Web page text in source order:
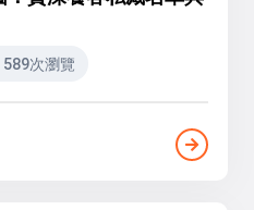
589次瀏覽